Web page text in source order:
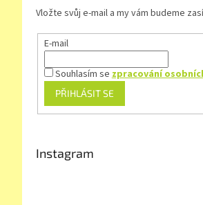
Vložte svůj e-mail a my vám budeme
E-mail
Souhlasím sezpracování
PŘIHLÁSIT SE
Instagram